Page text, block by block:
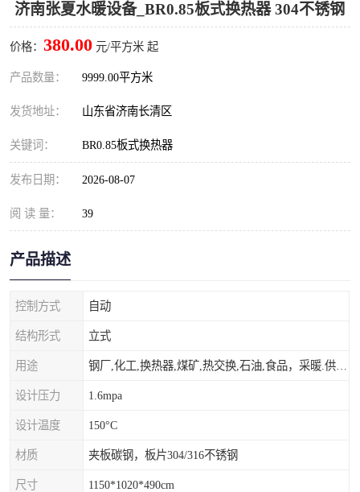
济南张夏水暖设备_BR0.85板式换热器 304不锈钢
价格： 380.00 元/平方米 起
产品数量： 9999.00平方米
发货地址： 山东省济南长清区
关键词： BR0.85板式换热器
发布日期： 2026-08-07
阅 读 量： 39
产品描述
控制方式 自动
结构形式 立式
用途
设计压力 1.6mpa
设计温度 150°C
材质 夹板碳钢，板片304/316不锈钢
尺寸 1150*1020*490cm